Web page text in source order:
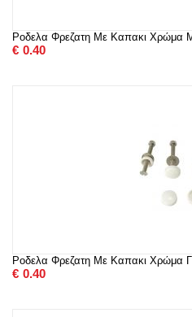
Ροδελα Φρεζατη Με Καπακι Χρώμα
€ 0.40
Ροδελα Φρεζατη Με Καπακι Χρώμα
€ 0.40